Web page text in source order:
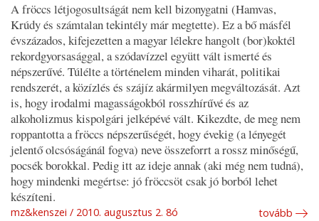
A fröccs létjogosultságát nem kell bizonygatni (Hamvas,
Krúdy és számtalan tekintély már megtette). Ez a bő másfél
évszázados, kifejezetten a magyar lélekre hangolt (bor)koktél
rekordgyorsasággal, a szódavízzel együtt vált ismerté és
népszerűvé. Túlélte a történelem minden viharát, politikai
rendszerét, a közízlés és szájíz akármilyen megváltozását. Azt
is, hogy irodalmi magasságokból rosszhírűvé és az
alkoholizmus kispolgári jelképévé vált. Kikezdte, de meg nem
roppantotta a fröccs népszerűségét, hogy évekig (a lényegét
jelentő olcsóságánál fogva) neve összeforrt a rossz minőségű,
pocsék borokkal. Pedig itt az ideje annak (aki még nem tudná),
hogy mindenki megértse: jó fröccsöt csak jó borból lehet
készíteni.
mz&kenszei 2010. augusztus 2. 8ó tovább